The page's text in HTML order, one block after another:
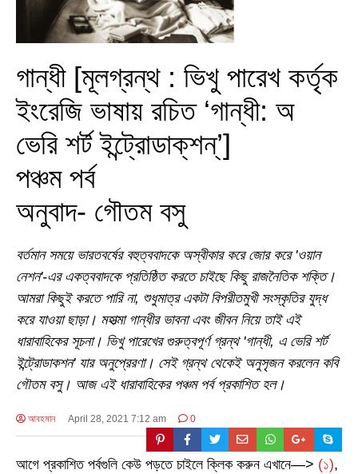
গান্ধী [মূলগ্রন্থ : ভিখু পারেখ কর্তৃক
ইংরেজি ভাষায় রচিত ‘গান্ধী: অ
ভেরি শর্ট ইন্ট্রোডাক্‌শন্‌’]
পঞ্চম পর্ব
অনুবাদ- গৌতম বসু
বর্তমান সময়ে ভারতবর্ষের বহুত্ববাদকে অস্বীকার করে জোর করে 'ওয়ান
নেশন'-এর একত্ববাদকে প্রতিষ্ঠিত করতে চাইছে কিছু রাজনৈতিক শক্তি।
আমরা কিছুই করতে পারি না, শুধুমাত্র একটা বিপরীতমুখী সংস্কৃতির যুদ্ধ
করে যাওয়া ছাড়া। মহাত্মা গান্ধীর ভাবনা এবং জীবন নিয়ে তাই এই
ধারাবাহিকের সূচনা। ভিখু পারেখের গুরুত্বপূর্ণ গ্রন্থ 'গান্ধী, এ ভেরি শর্ট
ইন্ট্রোডাকশন' যার অনুপ্রেরণা। সেই গ্রন্থ থেকেই অনুসৃজন করলেন কবি
গৌতম বসু। আজ এই ধারাবাহিকের পঞ্চম পর্ব প্রকাশিত হল।
আবহমান April 28, 2021 7:12 am 0
আগে প্রকাশিত পর্বগুলি কেউ পড়তে চাইলে ক্লিক করুন এখানে—> (১),